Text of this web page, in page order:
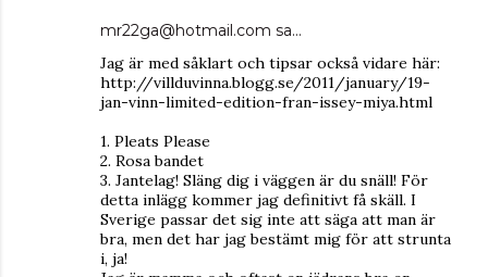
mr22ga@hotmail.com sa…
Jag är med såklart och tipsar också vidare här:
http://villduvinna.blogg.se/2011/january/19-
jan-vinn-limited-edition-fran-issey-miya.html
1. Pleats Please
2. Rosa bandet
3. Jantelag! Släng dig i väggen är du snäll! För
detta inlägg kommer jag definitivt få skäll. I
Sverige passar det sig inte att säga att man är
bra, men det har jag bestämt mig för att strunta
i, ja!